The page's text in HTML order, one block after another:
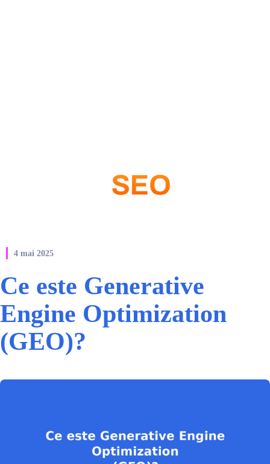
4 mai 2025
Ce este Generative
Engine Optimization
(GEO)?